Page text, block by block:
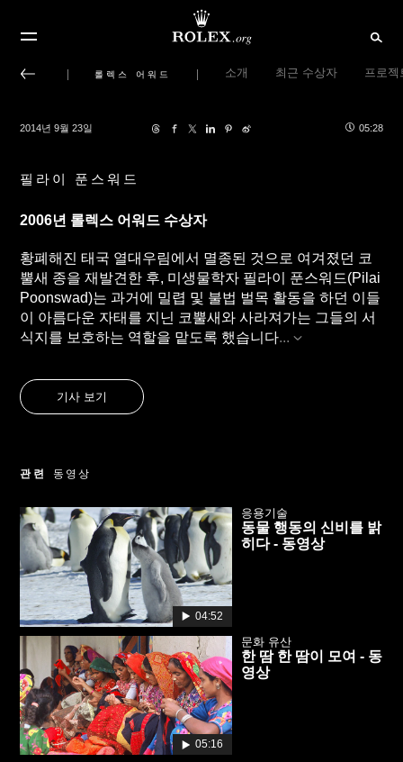
롤렉스 어워드 소개 최근 수상자 프로젝
2014년 9월 23일 05:28
필라이 푼스워드
2006년 롤렉스 어워드 수상자
황폐해진 태국 열대우림에서 멸종된 것으로 여겨졌던 코
뿔새 종을 재발견한 후, 미생물학자 필라이 푼스워드(Pilai
Poonswad)는 과거에 밀렵 및 불법 벌목 활동을 하던 이들
이 아름다운 자태를 지닌 코뿔새와 사라져가는 그들의 서
식지를 보호하는 역할을 맡도록 했습니다...
기사 보기
관련 동영상
04:52
응용기술
동물 행동의 신비를 밝
히다 - 동영상
05:16
문화 유산
한 땀 한 땀이 모여 - 동
영상